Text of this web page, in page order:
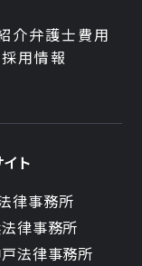
介弁護士費用
用情報
ト
律事務所
律事務所
法律事務所